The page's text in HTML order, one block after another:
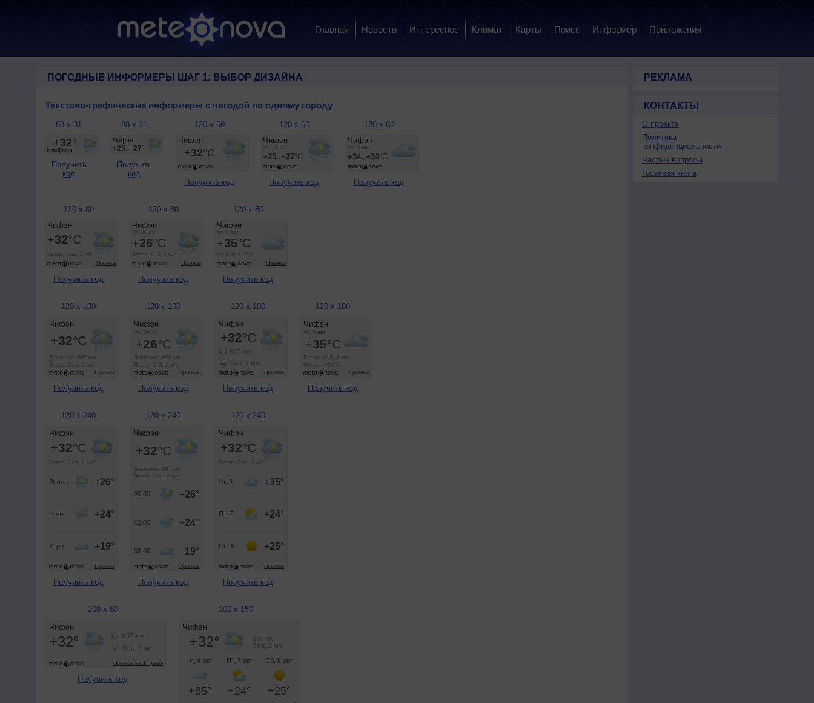
Главная Новости Интересное Климат Карты Поиск Информер Приложения
ПОГОДНЫЕ ИНФОРМЕРЫ ШАГ 1: ВЫБОР ДИЗАЙНА
Текстово-графические информеры с погодой по одному городу
88 x 31
Получить
код
88 x 31
Получить
код
120 x 60
Получить код
120 x 60
Получить код
120 x 60
Получить код
120 x 80
Получить код
120 x 80
Получить код
120 x 80
Получить код
120 x 100
Получить код
120 x 100
Получить код
120 x 100
Получить код
120 x 100
Получить код
120 x 240
Получить код
120 x 240
Получить код
120 x 240
Получить код
200 x 80
Получить код
200 x 150
РЕКЛАМА
КОНТАКТЫ
О проекте
Политика
конфиденциальности
Частые вопросы
Гостевая книга